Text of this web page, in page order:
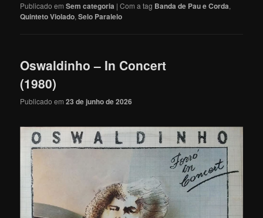
Publicado em Sem categoria |Com a tag Banda de Pau e Corda,
Quinteto Violado,Selo Paralelo
Oswaldinho – In Concert
(1980)
Publicado em23 de junho de 2026